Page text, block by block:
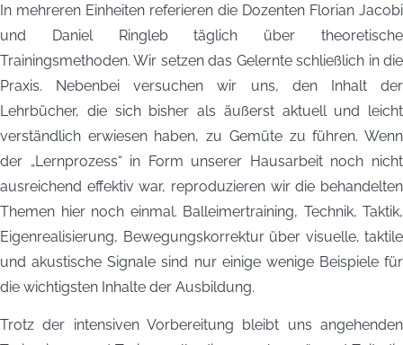
In mehreren Einheiten referieren die Dozenten Florian Jacobi
und Daniel Ringleb täglich über theoretische
Trainingsmethoden. Wir setzen das Gelernte schließlich in die
Praxis. Nebenbei versuchen wir uns, den Inhalt der
Lehrbücher, die sich bisher als äußerst aktuell und leicht
verständlich erwiesen haben, zu Gemüte zu führen. Wenn
der „Lernprozess“ in Form unserer Hausarbeit noch nicht
ausreichend effektiv war, reproduzieren wir die behandelten
Themen hier noch einmal. Balleimertraining, Technik, Taktik,
Eigenrealisierung, Bewegungskorrektur über visuelle, taktile
und akustische Signale sind nur einige wenige Beispiele für
die wichtigsten Inhalte der Ausbildung.
Trotz der intensiven Vorbereitung bleibt uns angehenden